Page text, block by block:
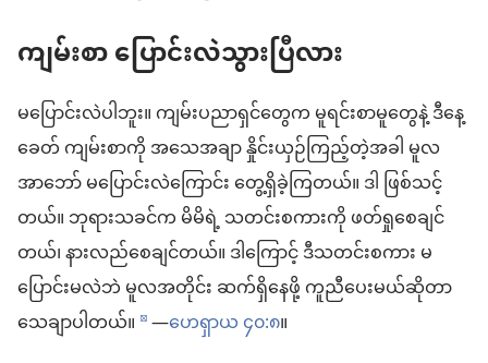
ကျမ်းစာ ပြောင်းလဲသွားပြီလား
မပြောင်းလဲပါဘူး။ ကျမ်းပညာရှင်တွေက မူရင်းစာမူတွေနဲ့ ဒီနေ့
ခေတ် ကျမ်းစာကို အသေအချာ နှိုင်းယှဉ်ကြည့်တဲ့အခါ မူလ
အာဘော် မပြောင်းလဲကြောင်း တွေ့ရှိခဲ့ကြတယ်။ ဒါ ဖြစ်သင့်
တယ်။ ဘုရားသခင်က မိမိရဲ့ သတင်းစကားကို ဖတ်ရှုစေချင်
တယ်၊ နားလည်စေချင်တယ်။ ဒါကြောင့် ဒီသတင်းစကား မ
ပြောင်းမလဲဘဲ မူလအတိုင်း ဆက်ရှိနေဖို့ ကူညီပေးမယ်ဆိုတာ
သေချာပါတယ်။ d—ဟေရှာယ ၄၀:၈။